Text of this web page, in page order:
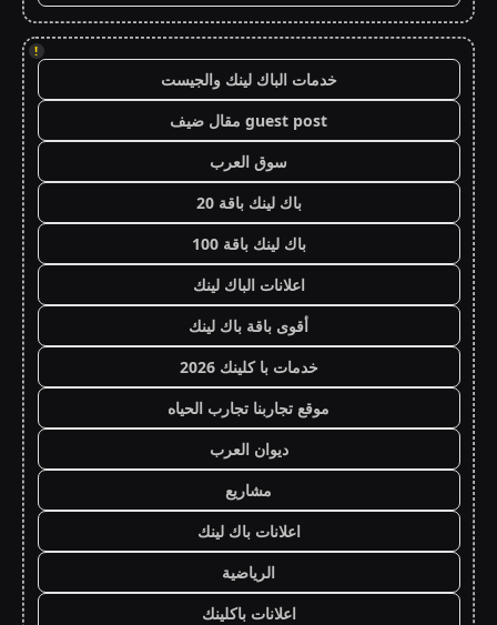
!
خدمات الباك لينك والجيست
guest post مقال ضيف
سوق العرب
باك لينك باقة 20
باك لينك باقة 100
اعلانات الباك لينك
أقوى باقة باك لينك
خدمات با كلينك 2026
موقع تجاربنا تجارب الحياه
ديوان العرب
مشاريع
اعلانات باك لينك
الرياضية
اعلانات باكلينك